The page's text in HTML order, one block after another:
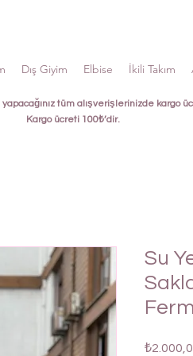
Dış Giyim Elbise İkili Takım
tüm alışverişlerinizde kargo
Kargo ücreti 100₺’dir.
Su